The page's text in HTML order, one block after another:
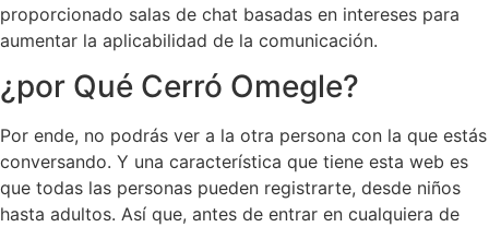
proporcionado salas de chat basadas en intereses para
aumentar la aplicabilidad de la comunicación.
¿por Qué Cerró Omegle?
Por ende, no podrás ver a la otra persona con la que estás
conversando. Y una característica que tiene esta web es
que todas las personas pueden registrarte, desde niños
hasta adultos. Así que, antes de entrar en cualquiera de